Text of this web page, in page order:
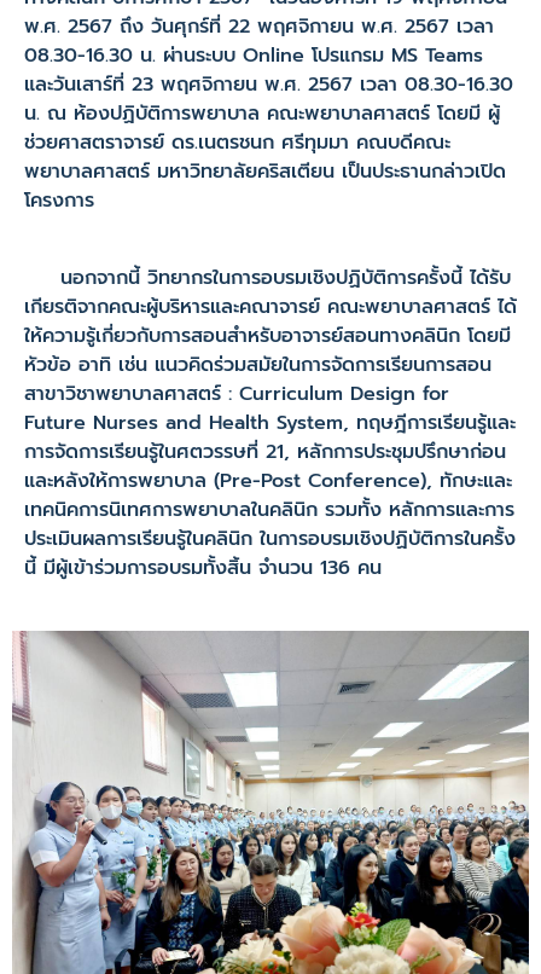
พ.ศ. 2567 ถึง วันศุกร์ที่ 22 พฤศจิกายน พ.ศ. 2567 เวลา
08.30-16.30 น. ผ่านระบบ Online โปรแกรม MS Teams
และวันเสาร์ที่ 23 พฤศจิกายน พ.ศ. 2567 เวลา 08.30-16.30
น. ณ ห้องปฏิบัติการพยาบาล คณะพยาบาลศาสตร์ โดยมี ผู้
ช่วยศาสตราจารย์ ดร.เนตรชนก ศรีทุมมา คณบดีคณะ
พยาบาลศาสตร์ มหาวิทยาลัยคริสเตียน เป็นประธานกล่าวเปิด
โครงการ
นอกจากนี้ วิทยากรในการอบรมเชิงปฏิบัติการครั้งนี้ ได้รับ
เกียรติจากคณะผู้บริหารและคณาจารย์ คณะพยาบาลศาสตร์ ได้
ให้ความรู้เกี่ยวกับการสอนสำหรับอาจารย์สอนทางคลินิก โดยมี
หัวข้อ อาทิ เช่น แนวคิดร่วมสมัยในการจัดการเรียนการสอน
สาขาวิชาพยาบาลศาสตร์ : Curriculum Design for
Future Nurses and Health System, ทฤษฎีการเรียนรู้และ
การจัดการเรียนรู้ในศตวรรษที่ 21, หลักการประชุมปรึกษาก่อน
และหลังให้การพยาบาล (Pre-Post Conference), ทักษะและ
เทคนิคการนิเทศการพยาบาลในคลินิก รวมทั้ง หลักการและการ
ประเมินผลการเรียนรู้ในคลินิก ในการอบรมเชิงปฏิบัติการในครั้ง
นี้ มีผู้เข้าร่วมการอบรมทั้งสิ้น จำนวน 136 คน